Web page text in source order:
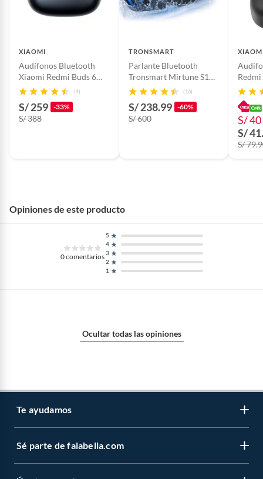
XIAOMI
Audífonos Bluetooth
Xiaomi Redmi Buds 6
Pro Negro
(4)
S/ 259 -33%
S/ 388
TRONSMART
Parlante Bluetooth
Tronsmart Mirtune S100
50W
(16)
S/ 238.99 -60%
S/ 600
Redmi
S/ 40
S/
S/
Opiniones de este producto
0comentarios
1
2
3
4
5
Ocultar todas las opiniones
Te ayudamos
Atención por WhatsApp
Sé parte de falabella.com